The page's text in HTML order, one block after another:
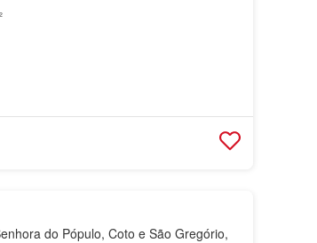
do Pópulo, Coto e São Gregório,